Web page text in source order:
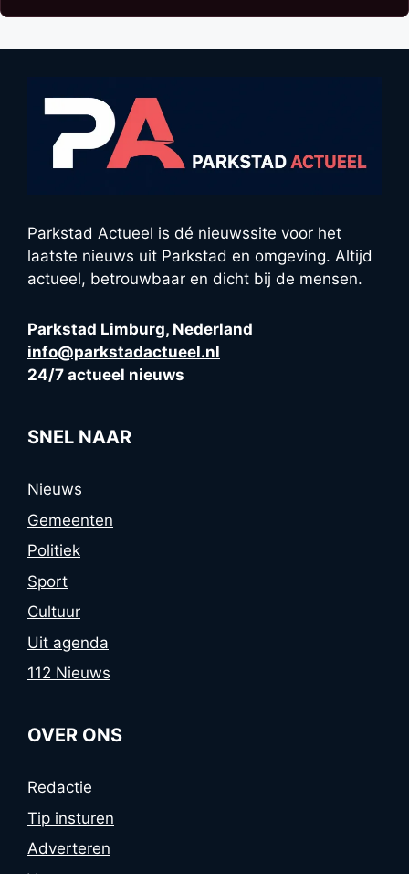
Parkstad Actueel is dé nieuwssite voor het
laatste nieuws uit Parkstad en omgeving. Altijd
actueel, betrouwbaar en dicht bij de mensen.
Parkstad Limburg, Nederland
info@parkstadactueel.nl
24/7 actueel nieuws
SNEL NAAR
Nieuws
Gemeenten
Politiek
Sport
Cultuur
Uit agenda
112 Nieuws
OVER ONS
Redactie
Tip insturen
Adverteren